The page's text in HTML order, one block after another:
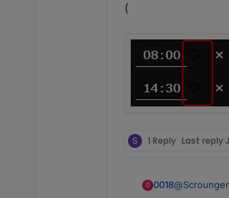
(
S 1 Reply Last reply
0 0018@Scrounger